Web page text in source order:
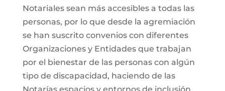
Notariales sean más accesibles a todas las
personas, por lo que desde la agremiación
se han suscrito convenios con diferentes
Organizaciones y Entidades que trabajan
por el bienestar de las personas con algún
tipo de discapacidad, haciendo de las
Notarías espacios y entornos de inclusión.